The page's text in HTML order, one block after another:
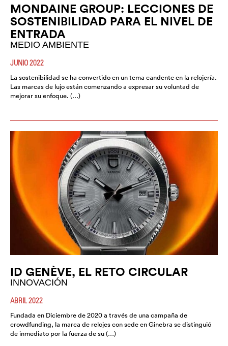
MONDAINE GROUP: LECCIONES DE
SOSTENIBILIDAD PARA EL NIVEL DE
ENTRADA
MEDIO AMBIENTE
JUNIO 2022
La sostenibilidad se ha convertido en un tema candente en la relojería.
Las marcas de lujo están comenzando a expresar su voluntad de
mejorar su enfoque. (…)
ID GENÈVE, EL RETO CIRCULAR
INNOVACIÓN
ABRIL 2022
Fundada en Diciembre de 2020 a través de una campaña de
crowdfunding, la marca de relojes con sede en Ginebra se distinguió
de inmediato por la fuerza de su (…)